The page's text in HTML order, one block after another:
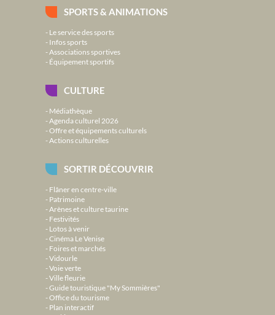
SPORTS & ANIMATIONS
Le service des sports
Infos sports
Associations sportives
Équipement sportifs
CULTURE
Médiathèque
Agenda culturel 2026
Offre et équipements culturels
Actions culturelles
SORTIR DÉCOUVRIR
Flâner en centre-ville
Patrimoine
Arènes et culture taurine
Festivités
Lotos à venir
Cinéma Le Venise
Foires et marchés
Vidourle
Voie verte
Ville fleurie
Guide touristique "My Sommières"
Office du tourisme
Plan interactif